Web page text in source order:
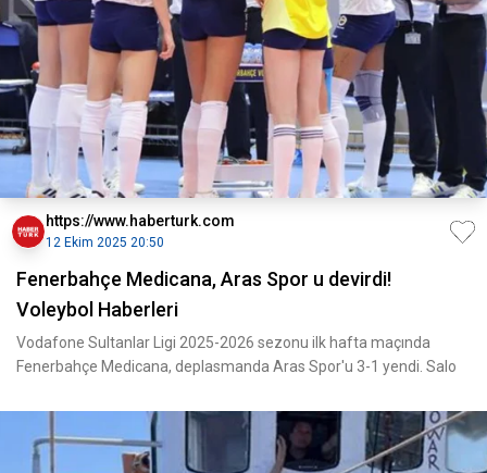
https://www.haberturk.com
12 Ekim 2025 20:50
Fenerbahçe Medicana, Aras Spor u devirdi!
Voleybol Haberleri
Vodafone Sultanlar Ligi 2025-2026 sezonu ilk hafta maçında
Fenerbahçe Medicana, deplasmanda Aras Spor'u 3-1 yendi. Salo